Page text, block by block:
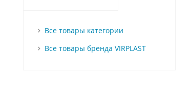
Все товары категории
Все товары бренда VIRPLAST